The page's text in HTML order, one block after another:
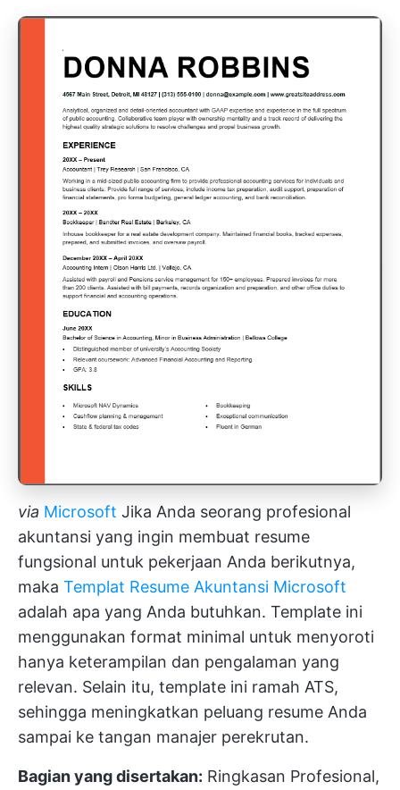
via Microsoft Jika Anda seorang profesional
akuntansi yang ingin membuat resume
fungsional untuk pekerjaan Anda berikutnya,
maka Templat Resume Akuntansi Microsoft
adalah apa yang Anda butuhkan. Template ini
menggunakan format minimal untuk menyoroti
hanya keterampilan dan pengalaman yang
relevan. Selain itu, template ini ramah ATS,
sehingga meningkatkan peluang resume Anda
sampai ke tangan manajer perekrutan.
Bagian yang disertakan: Ringkasan Profesional,